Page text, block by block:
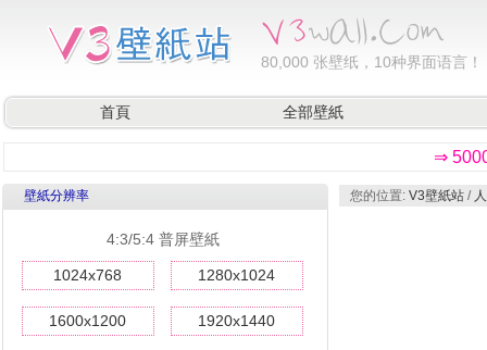
80,000 张壁纸，10种界面语言！
首頁 全部壁紙
⇒
壁紙分辨率
4:3/5:4 普屏壁紙
1024x768 1280x1024
1600x1200 1920x1440
您的位置: V3壁紙站 /